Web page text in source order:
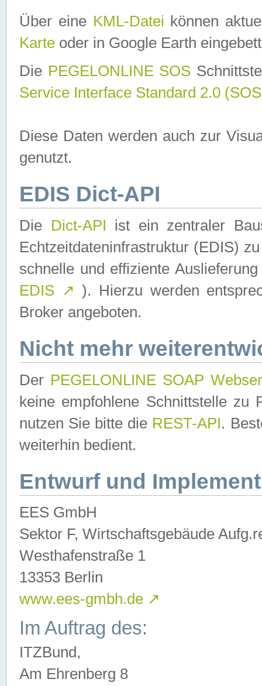
Über eine KML-Datei können
Karte oder in Google Earth
Die PEGELONLINE SOS
Service Interface Standard 2.0
Diese Daten werden auch zur
genutzt.
EDIS Dict-API
Die Dict-API ist ein zentraler
Echtzeitdateninfrastruktur (EDIS)
schnelle und effiziente
EDIS ↗ ). Hierzu werden
Broker angeboten.
Nicht mehr
Der PEGELONLINE SOAP
keine empfohlene Schnittstelle zu
nutzen Sie bitte die REST-API.
weiterhin bedient.
Entwurf und
EES GmbH
Sektor F, Wirtschaftsgebäude
Westhafenstraße 1
13353 Berlin
www.ees-gmbh.de ↗
Im Auftrag des:
ITZBund,
Am Ehrenberg 8